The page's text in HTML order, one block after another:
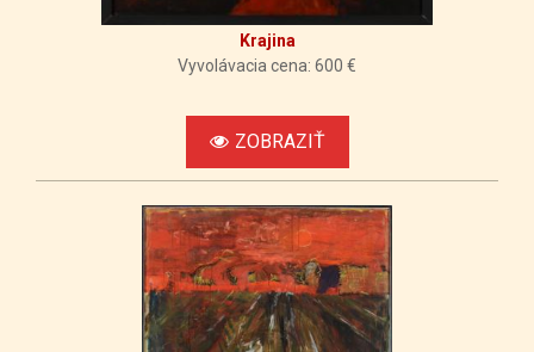
Krajina
Vyvolávacia cena: 600 €
ZOBRAZIŤ